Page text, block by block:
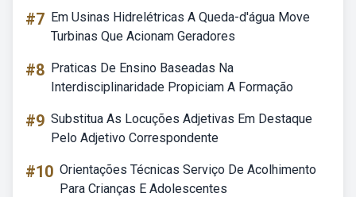
#7 Em Usinas Hidrelétricas A Queda-d'água Move
Turbinas Que Acionam Geradores
#8 Praticas De Ensino Baseadas Na
Interdisciplinaridade Propiciam A Formação
#9 Substitua As Locuções Adjetivas Em Destaque
Pelo Adjetivo Correspondente
#10 Orientações Técnicas Serviço De Acolhimento
Para Crianças E Adolescentes